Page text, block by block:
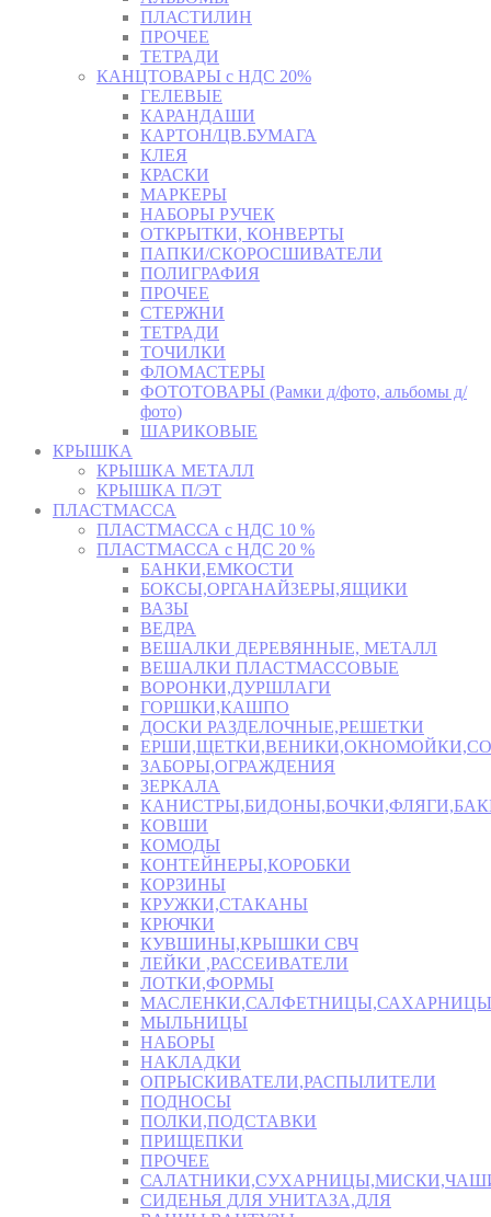
ПЛАСТИЛИН
ПРОЧЕЕ
ТЕТРАДИ
КАНЦТОВАРЫ с НДС 20%
ГЕЛЕВЫЕ
КАРАНДАШИ
КАРТОН/ЦВ.БУМАГА
КЛЕЯ
КРАСКИ
МАРКЕРЫ
НАБОРЫ РУЧЕК
ОТКРЫТКИ, КОНВЕРТЫ
ПАПКИ/СКОРОСШИВАТЕЛИ
ПОЛИГРАФИЯ
ПРОЧЕЕ
СТЕРЖНИ
ТЕТРАДИ
ТОЧИЛКИ
ФЛОМАСТЕРЫ
ФОТОТОВАРЫ (Рамки д/фото, альбомы д/
фото)
ШАРИКОВЫЕ
КРЫШКА
КРЫШКА МЕТАЛЛ
КРЫШКА П/ЭТ
ПЛАСТМАССА
ПЛАСТМАССА с НДС 10 %
ПЛАСТМАССА с НДС 20 %
БАНКИ,ЕМКОСТИ
БОКСЫ,ОРГАНАЙЗЕРЫ,ЯЩИКИ
ВАЗЫ
ВЕДРА
ВЕШАЛКИ ДЕРЕВЯННЫЕ, МЕТАЛЛ
ВЕШАЛКИ ПЛАСТМАССОВЫЕ
ВОРОНКИ,ДУРШЛАГИ
ГОРШКИ,КАШПО
ДОСКИ РАЗДЕЛОЧНЫЕ,РЕШЕТКИ
ЗАБОРЫ,ОГРАЖДЕНИЯ
ЗЕРКАЛА
КОВШИ
КОМОДЫ
КОНТЕЙНЕРЫ,КОРОБКИ
КОРЗИНЫ
КРУЖКИ,СТАКАНЫ
КРЮЧКИ
КУВШИНЫ,КРЫШКИ СВЧ
ЛЕЙКИ ,РАССЕИВАТЕЛИ
ЛОТКИ,ФОРМЫ
МАСЛЕНКИ,САЛФЕТНИЦЫ,САХАРНИЦЫ
МЫЛЬНИЦЫ
НАБОРЫ
НАКЛАДКИ
ОПРЫСКИВАТЕЛИ,РАСПЫЛИТЕЛИ
ПОДНОСЫ
ПОЛКИ,ПОДСТАВКИ
ПРИЩЕПКИ
ПРОЧЕЕ
СИДЕНЬЯ ДЛЯ УНИТАЗА,ДЛЯ